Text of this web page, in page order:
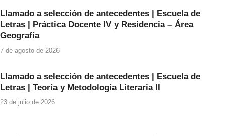
Llamado a selección de antecedentes | Escuela de
Letras | Práctica Docente IV y Residencia – Área
Geografía
7 de agosto de 2026
Llamado a selección de antecedentes | Escuela de
Letras | Teoría y Metodología Literaria II
23 de julio de 2026